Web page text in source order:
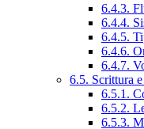
6.4.3.
6.4.4.
6.4.5.
6.4.6.
6.4.7.
6.5. Scrittura
6.5.1.
6.5.2.
6.5.3.